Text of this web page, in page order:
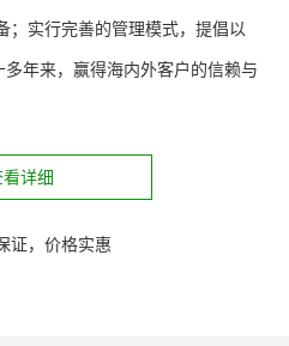
；实行完善的管理模式，提倡以
多年来，赢得海内外客户的信赖与
详细
证，价格实惠